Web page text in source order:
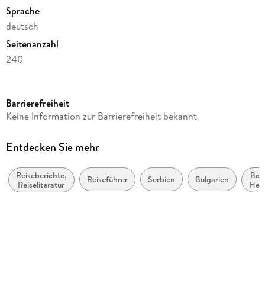
Sprache
deutsch
Seitenanzahl
240
Reihe
Autor/Autorin
Verlag/Hersteller
mdv Mitteldeutscher Verlag
Barrierefreiheit
Keine Information zur Barrierefreiheit bekannt
Entdecken Sie mehr
Reiseberichte,
Reiseliteratur
Reiseführer Serbien Bulgarien